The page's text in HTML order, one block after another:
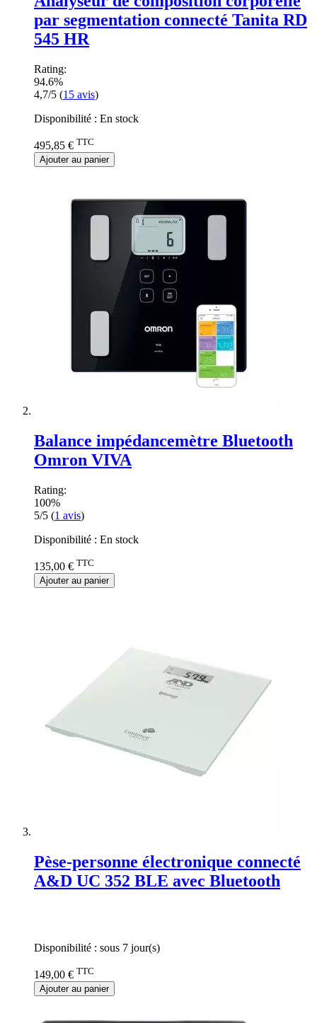
par segmentation connecté Tanita RD
545 HR
Rating:
94.6%
4,7/5 (15 avis)
Disponibilité : En stock
495,85 € TTC
Ajouter au panier
Balance impédancemètre Bluetooth
Omron VIVA
Rating:
100%
5/5 (1 avis)
Disponibilité : En stock
135,00 € TTC
Ajouter au panier
Pèse-personne électronique connecté
A&D UC 352 BLE avec Bluetooth
Disponibilité : sous 7 jour(s)
149,00 € TTC
Ajouter au panier